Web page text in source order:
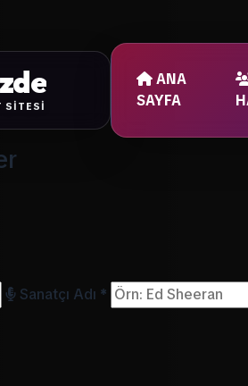
SİTESİ
ANA
SAYFA
Sanatçı Adı *